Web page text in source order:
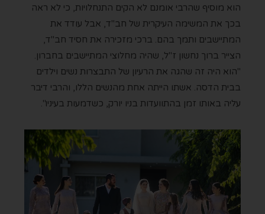
הוא מוסיף שהרבי אומנם לא הקים התנחלויות, כי לא ראה
בכך את המשימה העיקרית של חב"ד, אבל עודד את
המתיישבים ותמך בהם. ברכי מזכירה את חסיד חב"ד,
הצייר ברוך נחשון ז"ל, שהיה מחלוצי המתיישבים בחברון.
"הוא היה זה שהגה את הרעיון של התבצרות נשים וילדים
בבית הדסה. אשתו הייתה אחת מהנשים הללו, והרבי דיבר
עליה באותו זמן בהתוועדות בניו יורק, כשדמעות בעיניו".